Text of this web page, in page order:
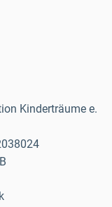
Kinderträume e.